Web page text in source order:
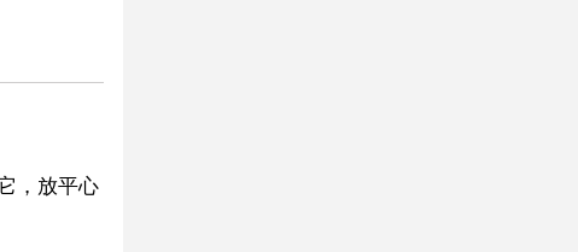
，放平心